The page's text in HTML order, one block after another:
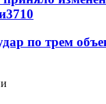
3710
по трем